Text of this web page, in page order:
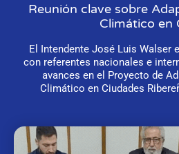
Reunión clave sobre
Climático en
El Intendente José Luis Walser
con referentes nacionales e
avances en el Proyecto de
Climático en Ciudades